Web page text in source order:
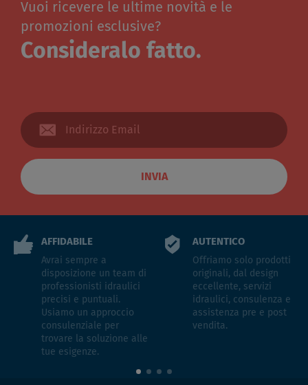
Vuoi ricevere le ultime novità e le
promozioni esclusive?
Consideralo fatto.
INVIA
AFFIDABILE
Avrai sempre a
disposizione un team di
professionisti idraulici
precisi e puntuali.
Usiamo un approccio
consulenziale per
trovare la soluzione alle
tue esigenze.
AUTENTICO
Offriamo solo prodotti
originali, dal design
eccellente, servizi
idraulici, consulenza e
assistenza pre e post
vendita.